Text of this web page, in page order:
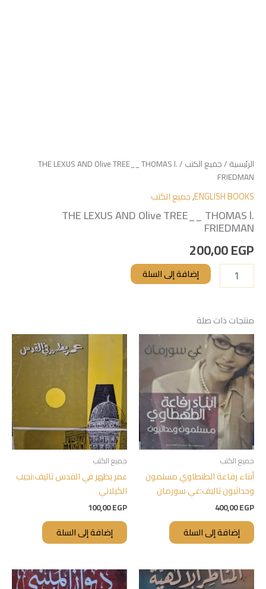
الرئيسية /جميع الكتب / THE LEXUS AND Olive TREE__ THOMAS l.
FRIEDMAN
ENGLISH BOOKS
,جميع الكتب
THE LEXUS AND Olive TREE__ THOMAS l.
FRIEDMAN
200,00EGP
إضافة إلى السلة
منتجات ذات صلة
جميع الكتب
أبناء رفاعة الطنطاوي مسلمون
وحداثيون تاليف:غي سورمان
400,00EGP
إضافة إلى السلة
جميع الكتب
عمر يظهر في القدس تاليف:نجيب
الكيلاني
100,00EGP
إضافة إلى السلة